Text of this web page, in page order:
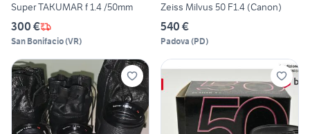
Super TAKUMAR f 1.4 /50mm
300 €
San Bonifacio(VR)
Zeiss Milvus 50 F1.4 (Canon)
540 €
Padova (PD)